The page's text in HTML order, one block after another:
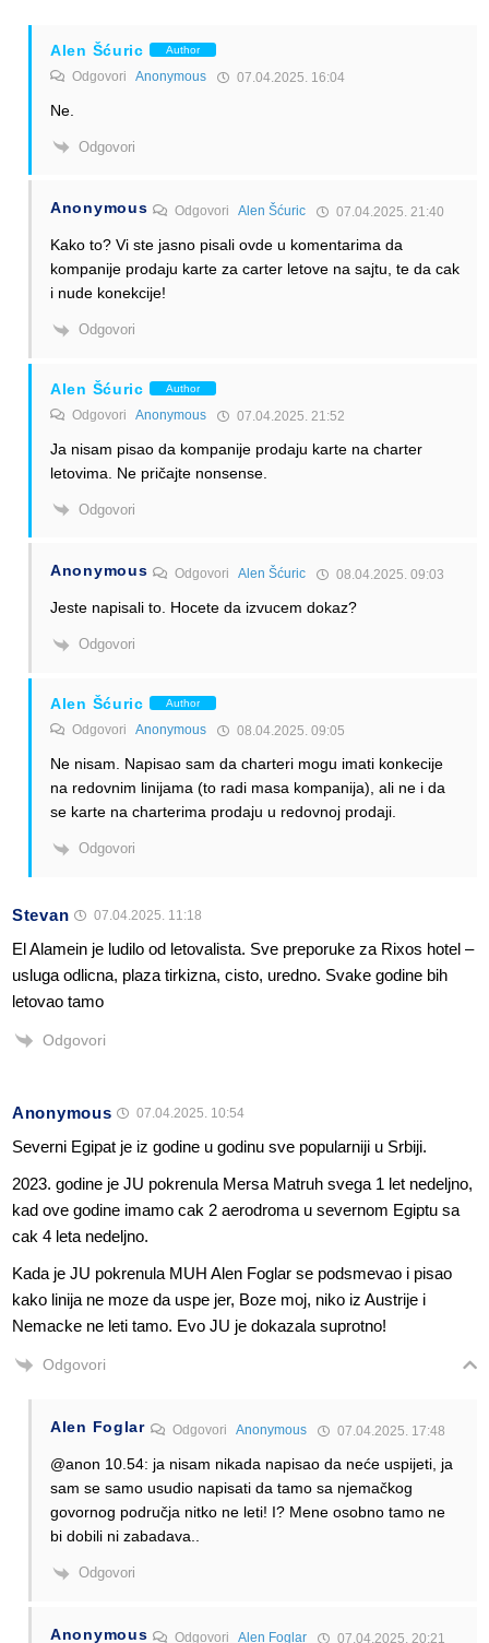
Alen Šćuric Author
Odgovori Anonymous 07.04.2025. 16:04
Ne.
Odgovori
Anonymous OdgovoriAlen Šćuric 07.04.2025. 21:40
Kako to? Vi ste jasno pisali ovde u komentarima da
kompanije prodaju karte za carter letove na sajtu, te da cak
i nude konekcije!
Odgovori
Alen Šćuric Author
Odgovori Anonymous 07.04.2025. 21:52
Ja nisam pisao da kompanije prodaju karte na charter
letovima. Ne pričajte nonsense.
Odgovori
Anonymous OdgovoriAlen Šćuric 08.04.2025. 09:03
Jeste napisali to. Hocete da izvucem dokaz?
Odgovori
Alen Šćuric Author
Odgovori Anonymous 08.04.2025. 09:05
Ne nisam. Napisao sam da charteri mogu imati konkecije
na redovnim linijama (to radi masa kompanija), ali ne i da
se karte na charterima prodaju u redovnoj prodaji.
Odgovori
Stevan 07.04.2025. 11:18
El Alamein je ludilo od letovalista. Sve preporuke za Rixos hotel –
usluga odlicna, plaza tirkizna, cisto, uredno. Svake godine bih
letovao tamo
Odgovori
Anonymous 07.04.2025. 10:54
Severni Egipat je iz godine u godinu sve popularniji u Srbiji.
2023. godine je JU pokrenula Mersa Matruh svega 1 let nedeljno,
kad ove godine imamo cak 2 aerodroma u severnom Egiptu sa
cak 4 leta nedeljno.
Kada je JU pokrenula MUH Alen Foglar se podsmevao i pisao
kako linija ne moze da uspe jer, Boze moj, niko iz Austrije i
Nemacke ne leti tamo. Evo JU je dokazala suprotno!
Odgovori
Alen Foglar Odgovori Anonymous 07.04.2025. 17:48
@anon 10.54: ja nisam nikada napisao da neće uspijeti, ja
sam se samo usudio napisati da tamo sa njemačkog
govornog područja nitko ne leti! I? Mene osobno tamo ne
bi dobili ni zabadava..
Odgovori
Anonymous OdgovoriAlen Foglar 07.04.2025. 20:21